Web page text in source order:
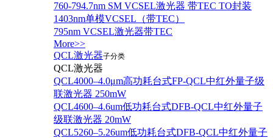
760-794.7nm SM VCSEL激光器 带TEC TO封装
1403nm单模VCSEL（带TEC）
795nm VCSEL激光器带TEC
More>>
QCL激光器子分类
QCL激光器
QCL4000–4.0μm高功耗台式FP-QCL中红外量子级
联激光器 250mW
QCL4600–4.6um低功耗台式DFB-QCL中红外量子
级联激光器 20mW
QCL5260–5.26um低功耗台式DFB-QCL中红外量子